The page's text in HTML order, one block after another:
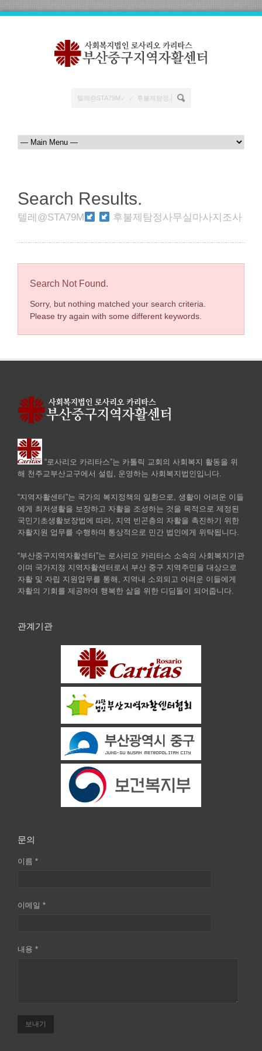
Search Results.
텔레@STA79M 후불제탐정사무실마사지조사
Search Not Found.
Sorry, but nothing matched your search criteria.
Please try again with some different keywords.
“로사리오 카리타스”는 카톨릭 교회의 사회복지 활동을 위
해 천주교부산교구에서 설립, 운영하는 사회복지법인입니다.
“지역자활센터”는 국가의 복지정책의 일환으로, 생활이 어려운 이들
에게 최저생활을 보장하고 자활을 조성하는 것을 목적으로 제정된
국민기초생활보장법에 따라, 지역 빈곤층의 자활을 촉진하기 위한
자활지원 업무를 수행하며 통상적으로 민간 법인에게 위탁됩니다.
“부산중구지역자활센터”는 로사리오 카리타스 소속의 사회복지기관
이며 국가지정 지역자활센터로서 부산 중구 지역주민을 대상으로
자활 및 자립 지원업무를 통해, 지역내 소외되고 어려운 이들에게
자활의 기회를 제공하여 행복한 삶을 위한 디딤돌이 되어줍니다.
관계기관
문의
이름 *
이메일 *
내용 *
보내기